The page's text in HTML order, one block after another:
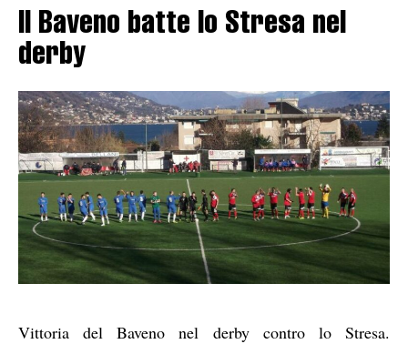
Il Baveno batte lo Stresa nel
derby
Vittoria del Baveno nel derby contro lo Stresa.